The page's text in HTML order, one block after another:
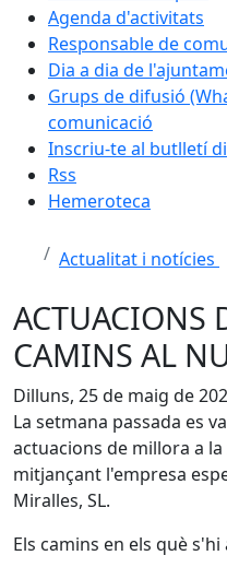
Agenda d'activitats
Responsable de
Dia a dia de
Grups de difusió
comunicació
Inscriu-te al butlletí
Rss
Hemeroteca
Actualitat i notícies
ACTUACIONS
CAMINS AL
Dilluns, 25 de maig de
La setmana passada es
actuacions de millora a
mitjançant l'empresa
Miralles, SL.
Els camins en els què